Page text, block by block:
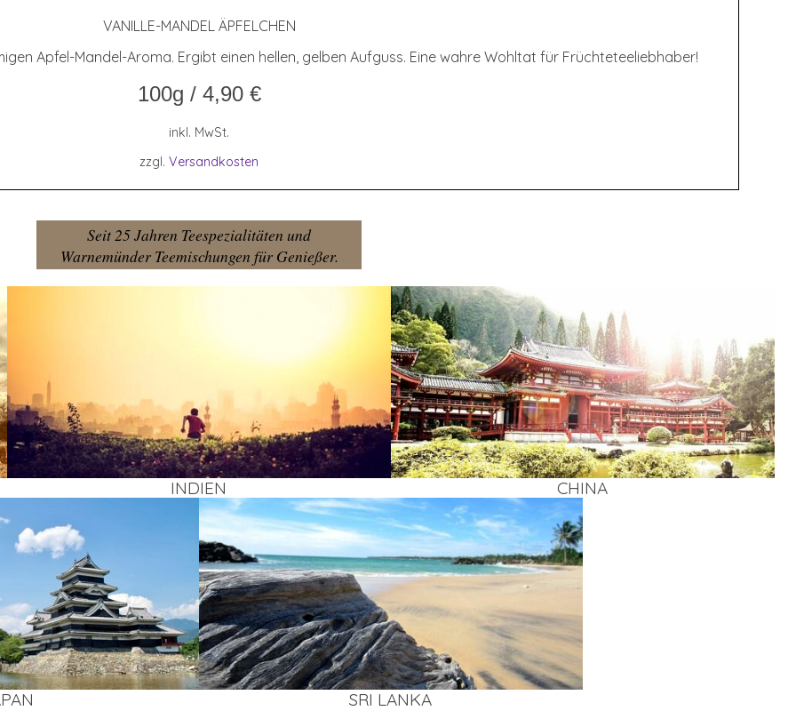
VANIL­LE-MAN­DEL ÄPFELCHEN
Apfel-Mandel-Aroma. Ergibt einen hellen, gelben Aufguss. Eine wahre Wohltat für Früchteteeliebhaber!
100g / 4,90 €
inkl. MwSt.
zzgl. Versandkosten
Seit 25 Jahren Teespezialitäten und
Warnemünder Teemischungen für Genießer.
INDI­EN CHI­NA
SRI LAN­KA